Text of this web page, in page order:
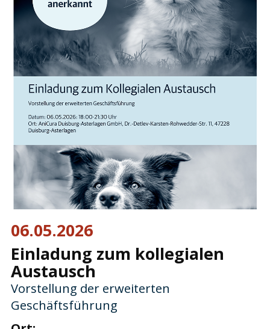
06.05.2026
Einladung zum kollegialen
Austausch
Vorstellung der erweiterten
Geschäftsführung